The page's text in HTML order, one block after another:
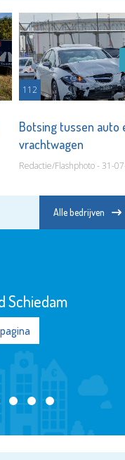
112
Botsing tussen auto
vrachtwagen
Redactie/Flashphoto - 31-
Alle bedrijven
Schiedam